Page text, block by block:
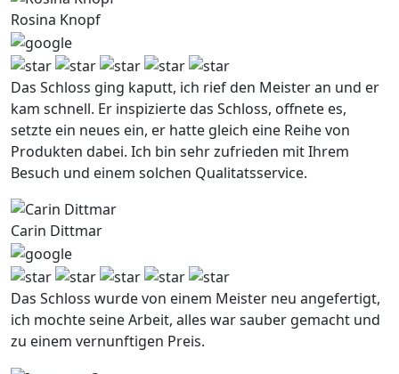
Rosina Knopf
Das Schloss ging kaputt, ich rief den Meister an und er
kam schnell. Er inspizierte das Schloss, offnete es,
setzte ein neues ein, er hatte gleich eine Reihe von
Produkten dabei. Ich bin sehr zufrieden mit Ihrem
Besuch und einem solchen Qualitatsservice.
Carin Dittmar
Das Schloss wurde von einem Meister neu angefertigt,
ich mochte seine Arbeit, alles war sauber gemacht und
zu einem vernunftigen Preis.